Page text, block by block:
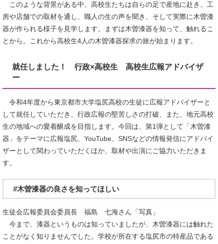
このような背景がある中、高校生たちは自らの足で産地に赴き、工
房や店舗での取材を通し、職人の生の声を聞き、そして実際に木曽漆
器が作られる様子を見学します。まずは木曽漆器を知って、触れるこ
とから。これから高校生4人の木曽漆器探求の旅が始まります。
就任しました！ 行政×高校生 高校生広報アドバイザ
ー
令和4年度から東京都市大学塩尻高校の生徒に広報アドバイザーと
して就任していただき、行政広報の堅苦しさの打破、また、地元高校
生の地域への愛着醸成を目指します。今回は、第1弾として「木曽漆
器」をテーマに広報塩尻、YouTube、SNSなどの情報発信にアドバイ
ザーとして関わっていただくほか、取材や出演にご協力いただきま
す。
#木曽漆器の良さを知ってほしい
生徒会広報委員会委員長 福島 七海さん「写真」
今まで、漆器というものは知っていましたが、木曽漆器には触れた
ことがなく知りませんでした。学校が所在する塩尻市の特産品である